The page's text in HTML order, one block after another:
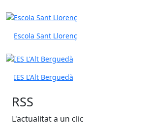
Escola Sant Llorenç
IES L'Alt Berguedà
RSS
L'actualitat a un clic